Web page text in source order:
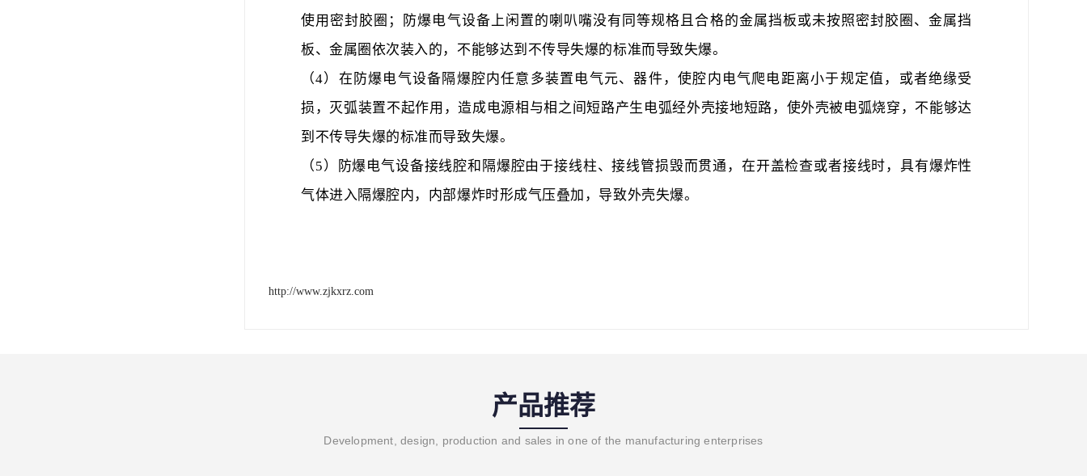
使用密封胶圈；防爆电气设备上闲置的喇叭嘴没有同等规格且合格的金属挡板或未按照密封胶圈、金属挡
板、金属圈依次装入的，不能够达到不传导失爆的标准而导致失爆。
（4）在防爆电气设备隔爆腔内任意多装置电气元、器件，使腔内电气爬电距离小于规定值，或者绝缘受
损，灭弧装置不起作用，造成电源相与相之间短路产生电弧经外壳接地短路，使外壳被电弧烧穿，不能够达
到不传导失爆的标准而导致失爆。
（5）防爆电气设备接线腔和隔爆腔由于接线柱、接线管损毁而贯通，在开盖检查或者接线时，具有爆炸性
气体进入隔爆腔内，内部爆炸时形成气压叠加，导致外壳失爆。
http://www.zjkxrz.com
产品推荐
Development, design, production and sales in one of the manufacturing enterprises